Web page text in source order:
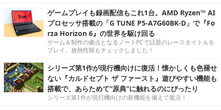
ゲームプレイも録画配信もこれ1台。AMD Ryzen™ AI
プロセッサ搭載の「G TUNE P5-A7G60BK-D」で『Fo
rza Horizon 6』の世界を駆け回る
ゲーム＆制作の拠点となるノートPCで話題のレースタイトルを
プレイ。放熱性能もチェックしました！
シリーズ第1作が現行機向けに復活！懐かしくも色褪せ
ない『カルドセプト ザ ファースト』遊びやすい機能も
搭載で、あらためて“原典”に触れるのにぴったり
シリーズ第1作が現行機向けの新機能を備えて復活！